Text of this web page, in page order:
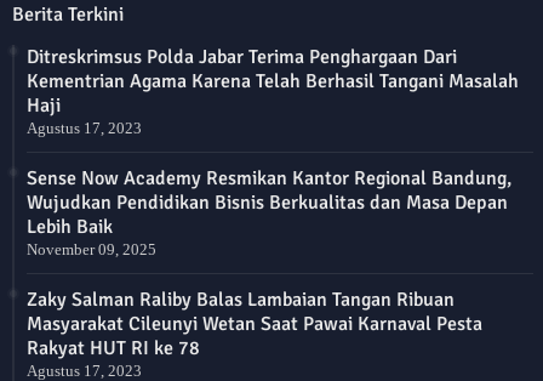
Berita Terkini
Ditreskrimsus Polda Jabar Terima Penghargaan Dari
Kementrian Agama Karena Telah Berhasil Tangani Masalah
Haji
Agustus 17, 2023
Sense Now Academy Resmikan Kantor Regional Bandung,
Wujudkan Pendidikan Bisnis Berkualitas dan Masa Depan
Lebih Baik
November 09, 2025
Zaky Salman Raliby Balas Lambaian Tangan Ribuan
Masyarakat Cileunyi Wetan Saat Pawai Karnaval Pesta
Rakyat HUT RI ke 78
Agustus 17, 2023